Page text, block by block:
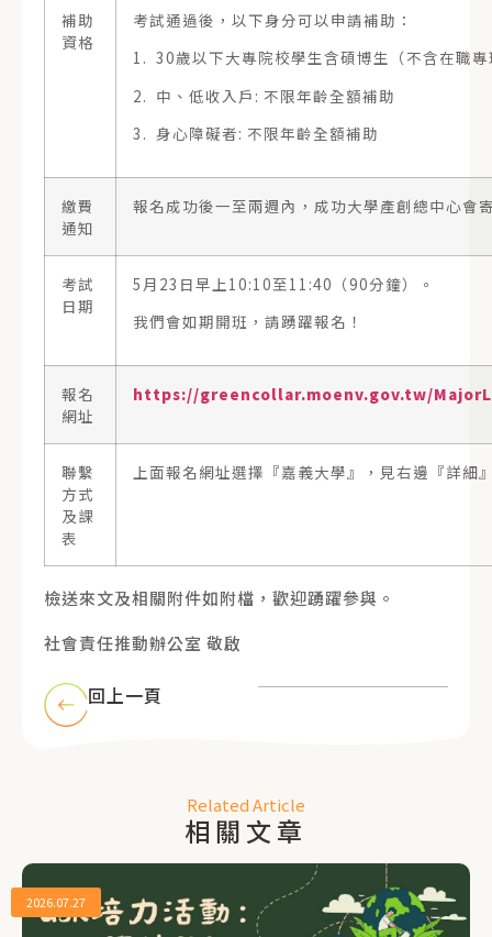
補助
資格
考試通過後，以下身分可以申請補助：
1. 30歲以下大專院校學生含碩博生（不含在職
2. 中、低收入戶: 不限年齡全額補助
3. 身心障礙者: 不限年齡全額補助
繳費
通知
報名成功後一至兩週內，成功大學產創總中心會
考試
日期
5月23日早上10:10至11:40（90分鐘）。
我們會如期開班，請踴躍報名！
報名
網址
https://greencollar.moenv.gov.tw/
聯繫
方式
及課
表
上面報名網址選擇『嘉義大學』，見右邊『詳細
檢送來文及相關附件如附檔，歡迎踴躍參與。
社會責任推動辦公室 敬啟
回上一頁
Related Article
相關文章
2026.07.27